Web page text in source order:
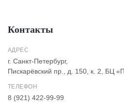
Контакты
АДРЕС
г. Санкт-Петербург,
Пискарёвский пр., д. 150, к. 2, БЦ
ТЕЛЕФОН
8 (921) 422-99-99